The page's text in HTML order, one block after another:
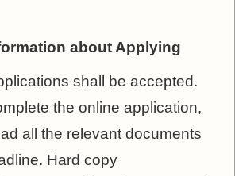
about Applying
shall be accepted.
the online application,
all the relevant documents
Hard copy